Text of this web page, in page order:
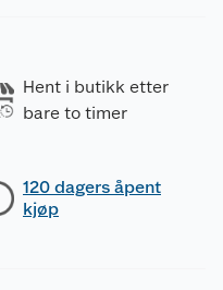
Hent i butikk etter
bare to timer
120 dagers åpent
kjøp